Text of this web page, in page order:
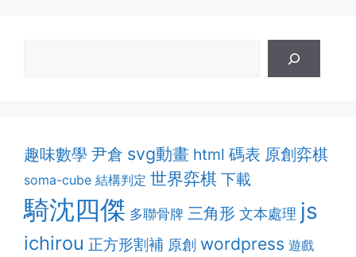
趣味數學 尹倉 svg動畫 html 碼表 原創弈棋
soma-cube 結構判定 世界弈棋 下載
騎沈四傑 多聯骨牌 三角形 文本處理 js
ichirou 正方形割補 原創 wordpress 遊戲